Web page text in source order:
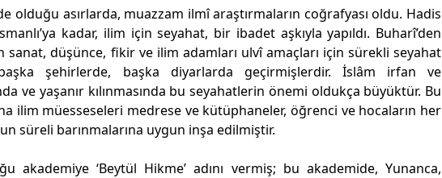
asırlarda, muazzam ilmî araştırmaların coğrafyası oldu. Hadis
kadar, ilim için seyahat, bir ibadet aşkıyla yapıldı. Buharî’den
sanat, düşünce, fikir ve ilim adamları ulvî amaçları için sürekli seyahat
şehirlerde, başka diyarlarda geçirmişlerdir. İslâm irfan ve
ve yaşanır kılınmasında bu seyahatlerin önemi oldukça büyüktür. Bu
ilim müesseseleri medrese ve kütüphaneler, öğrenci ve hocaların her
süreli barınmalarına uygun inşa edilmiştir.
akademiye ‘Beytül Hikme’ adını vermiş; bu akademide, Yunanca,